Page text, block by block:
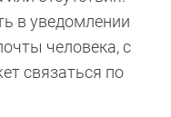
в уведомлении
человека, с
связаться по